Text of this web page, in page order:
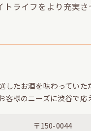
ライフをより充実さ
したお酒を味わってい
様のニーズに渋谷で応
〒150-0044